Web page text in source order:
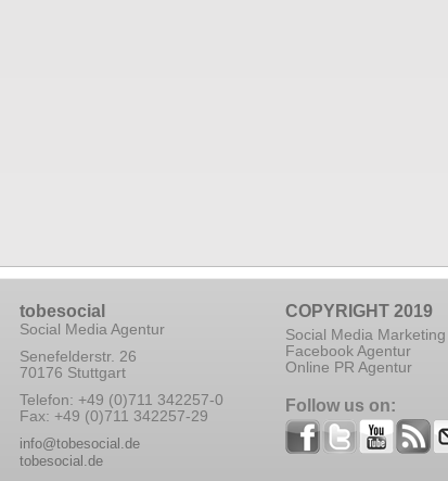
tobesocial
Social Media Agentur
Senefelderstr. 26
70176 Stuttgart
Telefon: +49 (0)711 342257-0
Fax: +49 (0)711 342257-29
info@tobesocial.de
tobesocial.de
COPYRIGHT 2019
Social Media
Facebook Agentur
Online PR Agentur
Follow us on: